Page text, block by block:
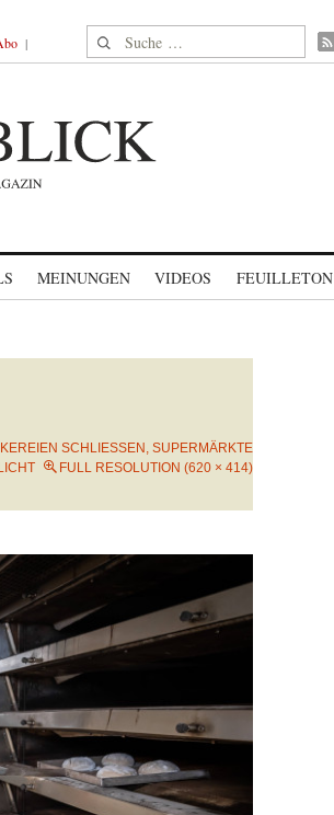
Suche nach:
MEINUNGEN VIDEOS FEUILLETON
SCHLIESSEN, SUPERMÄRKTE L
FULL RESOLUTION (620 × 414)